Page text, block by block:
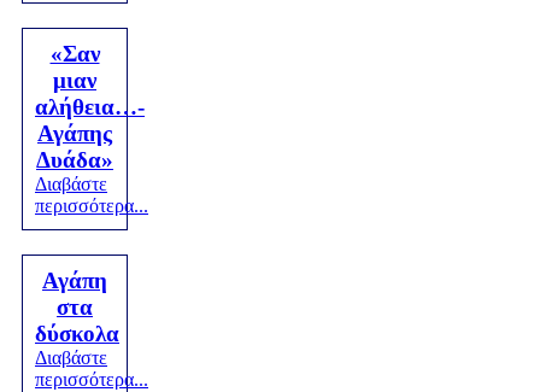
«Σαν
μιαν
αλήθεια…-
Αγάπης
Δυάδα»
Διαβάστε
περισσότερα...
Αγάπη
στα
δύσκολα
Διαβάστε
περισσότερα...